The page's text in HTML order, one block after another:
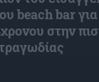
beach bar
στην